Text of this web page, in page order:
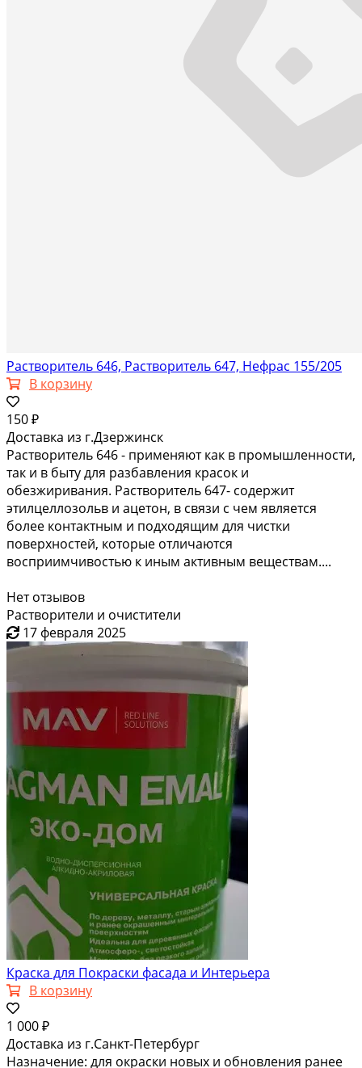
Растворитель 646, Растворитель 647, Нефрас 155/205
В корзину
150 ₽
Доставка из г.Дзержинск
Растворитель 646 - применяют как в промышленности,
так и в быту для разбавления красок и
обезжиривания. Растворитель 647- содержит
этилцеллозольв и ацетон, в связи с чем является
более контактным и подходящим для чистки
поверхностей, которые отличаются
восприимчивостью к иным активным веществам....
Нет отзывов
Растворители и очистители
17 февраля 2025
Краска для Покраски фасада и Интерьера
В корзину
1 000 ₽
Доставка из г.Санкт-Петербург
Назначение: для окраски новых и обновления ранее